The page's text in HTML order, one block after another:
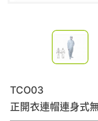
TCO03
正開衣連帽連身式